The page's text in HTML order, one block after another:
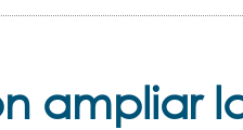
ampliar